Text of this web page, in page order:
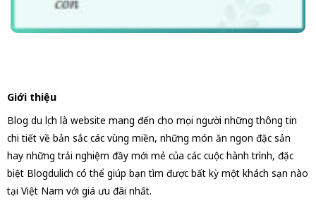
Giới thiệu
Blog du lịch là website mang đến cho mọi người những thông tin
chi tiết về bản sắc các vùng miền, những món ăn ngon đặc sản
hay những trải nghiệm đầy mới mẻ của các cuộc hành trình, đặc
biệt Blogdulich có thể giúp bạn tìm được bất kỳ một khách sạn nào
tại Việt Nam với giá ưu đãi nhất.